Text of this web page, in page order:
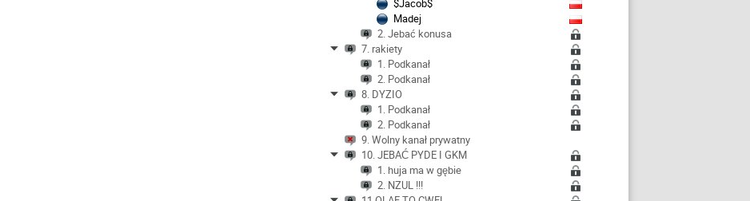
$Jacob$
Madej
2. Jebać konusa
7. rakiety
1. Podkanał
2. Podkanał
8. DYZIO
1. Podkanał
2. Podkanał
9. Wolny kanał prywatny
10. JEBAĆ PYDE I GKM
1. huja ma w gębie
2. NZUL !!!